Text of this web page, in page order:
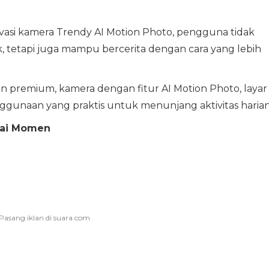
kamera Trendy AI Motion Photo, pengguna tidak
tetapi juga mampu bercerita dengan cara yang lebih
premium, kamera dengan fitur AI Motion Photo, layar
yang praktis untuk menunjang aktivitas
Momen